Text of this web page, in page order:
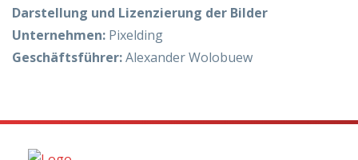
Darstellung und Lizenzierung der Bilder
Unternehmen: Pixelding
Geschäftsführer:Alexander Wolobuew